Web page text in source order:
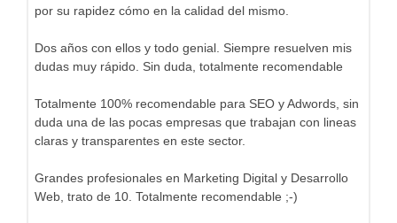
por su rapidez cómo en la calidad del mismo.
Dos años con ellos y todo genial. Siempre resuelven mis
dudas muy rápido. Sin duda, totalmente recomendable
Totalmente 100% recomendable para SEO y Adwords, sin
duda una de las pocas empresas que trabajan con lineas
claras y transparentes en este sector.
Grandes profesionales en Marketing Digital y Desarrollo
Web, trato de 10. Totalmente recomendable ;-)